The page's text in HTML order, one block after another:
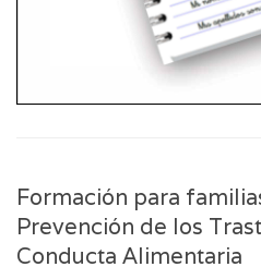
Formación para
Prevención de los
Conducta Alimentaria